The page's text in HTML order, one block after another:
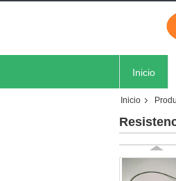
Inicio
Inicio